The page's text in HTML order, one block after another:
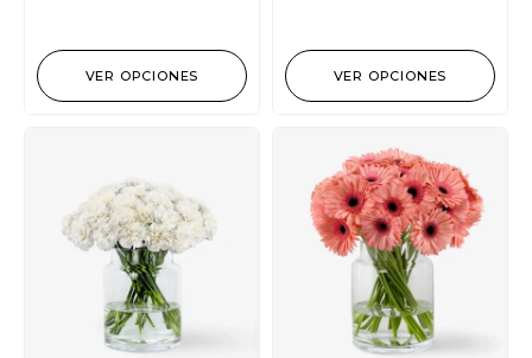
VER OPCIONES VER OPCIONES